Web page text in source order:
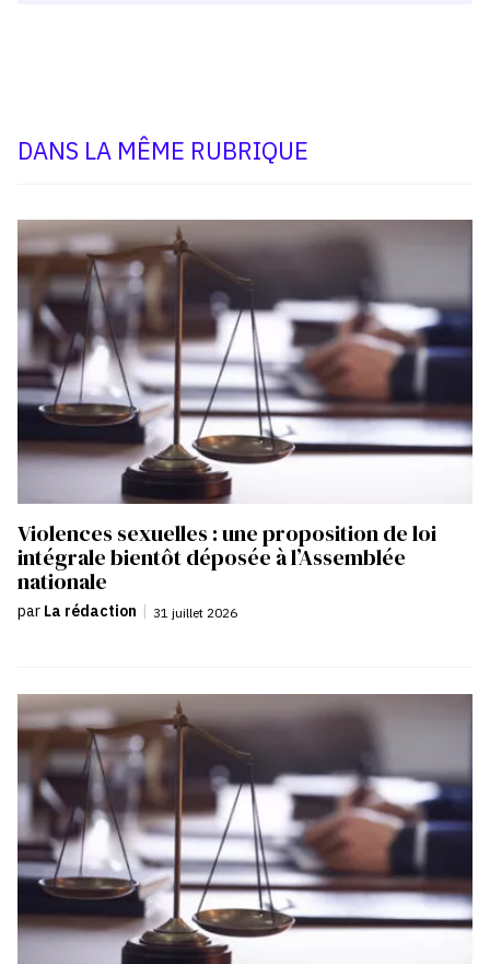
DANS LA MÊME RUBRIQUE
Violences sexuelles : une proposition de loi
intégrale bientôt déposée à l’Assemblée
nationale
par La rédaction | 31 juillet 2026